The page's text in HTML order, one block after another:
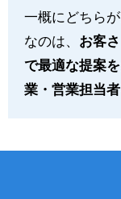
一概にどちら
なのは、 お客
で最適な提案
業・営業担当